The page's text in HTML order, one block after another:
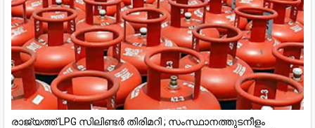
രാജ്യത്ത് LPG സിലിണ്ടർ തിരിമറി ; സംസ്ഥാനത്തുടനീളം